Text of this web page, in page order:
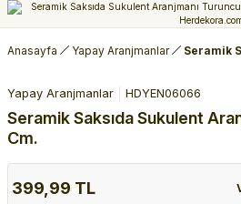
Anasayfa Yapay Aranjmanlar Seramik
Yapay Aranjmanlar HDYEN06066
Seramik Saksıda Sukulent
Cm.
399,99 TL